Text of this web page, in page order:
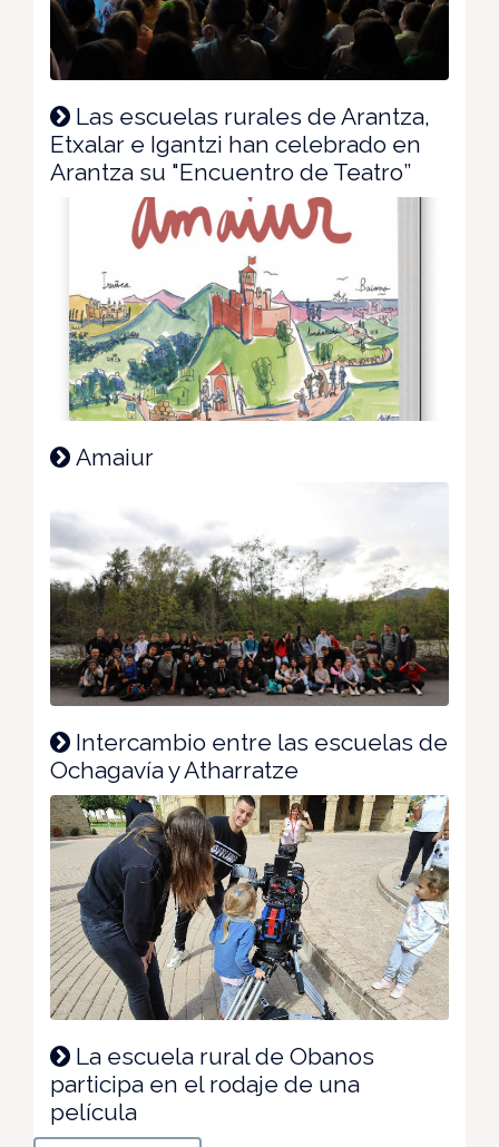
Las escuelas rurales de Arantza,
Etxalar e Igantzi han celebrado en
Arantza su "Encuentro de Teatro”
Amaiur
Intercambio entre las escuelas de
Ochagavía y Atharratze
La escuela rural de Obanos
participa en el rodaje de una
película